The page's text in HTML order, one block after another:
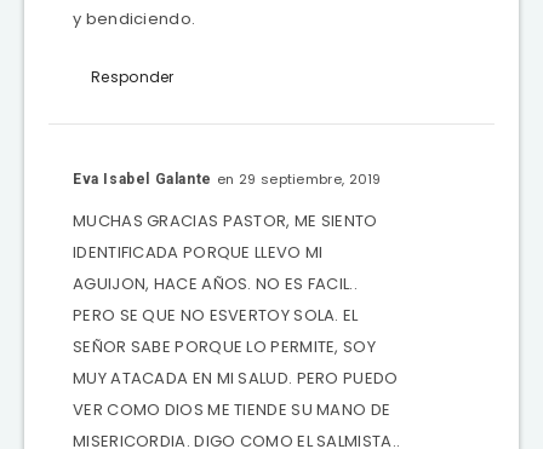
y bendiciendo.
Responder
Eva Isabel Galante en 29 septiembre, 2019
MUCHAS GRACIAS PASTOR, ME SIENTO
IDENTIFICADA PORQUE LLEVO MI
AGUIJON, HACE AÑOS. NO ES FACIL..
PERO SE QUE NO ESVERTOY SOLA. EL
SEÑOR SABE PORQUE LO PERMITE, SOY
MUY ATACADA EN MI SALUD. PERO PUEDO
VER COMO DIOS ME TIENDE SU MANO DE
MISERICORDIA. DIGO COMO EL SALMISTA..